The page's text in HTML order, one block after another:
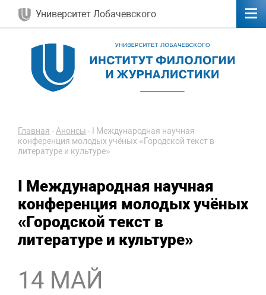
Университет Лобачевского
Главная -Анонсы -
I Международная научная
конференция молодых учёных «Городской текст в
литературе и культуре»
I Международная научная
конференция молодых учёных
«Городской текст в
литературе и культуре»
14 МАЙ